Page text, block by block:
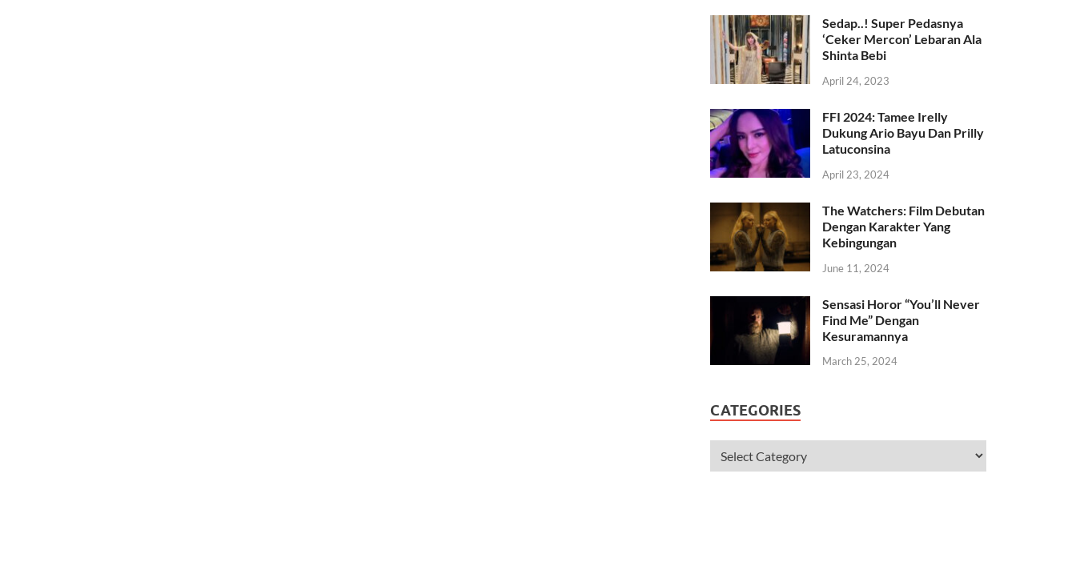
Sedap..! Super Pedasnya
‘Ceker Mercon’ Lebaran Ala
Shinta Bebi
April 24, 2023
FFI 2024: Tamee Irelly
Dukung Ario Bayu Dan Prilly
Latuconsina
April 23, 2024
The Watchers: Film Debutan
Dengan Karakter Yang
Kebingungan
June 11, 2024
Sensasi Horor “You’ll Never
Find Me” Dengan
Kesuramannya
March 25, 2024
CATEGORIES